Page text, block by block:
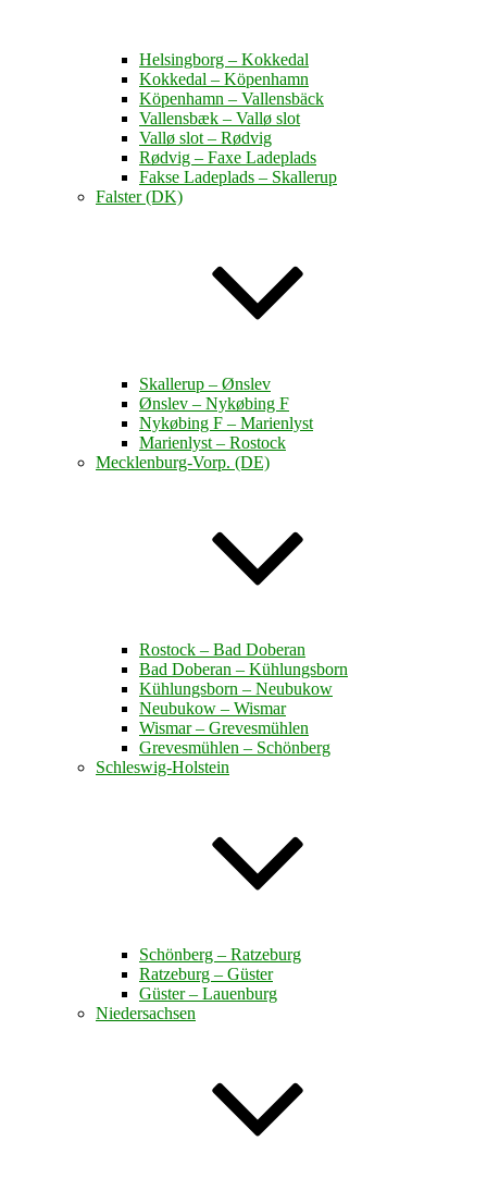
Helsingborg – Kokkedal
Kokkedal – Köpenhamn
Köpenhamn – Vallensbäck
Vallensbæk – Vallø slot
Vallø slot – Rødvig
Rødvig – Faxe Ladeplads
Fakse Ladeplads – Skallerup
Falster (DK)
Skallerup – Ønslev
Ønslev – Nykøbing F
Nykøbing F – Marienlyst
Marienlyst – Rostock
Mecklenburg-Vorp. (DE)
Rostock – Bad Doberan
Bad Doberan – Kühlungsborn
Kühlungsborn – Neubukow
Neubukow – Wismar
Wismar – Grevesmühlen
Grevesmühlen – Schönberg
Schleswig-Holstein
Schönberg – Ratzeburg
Ratzeburg – Güster
Güster – Lauenburg
Niedersachsen